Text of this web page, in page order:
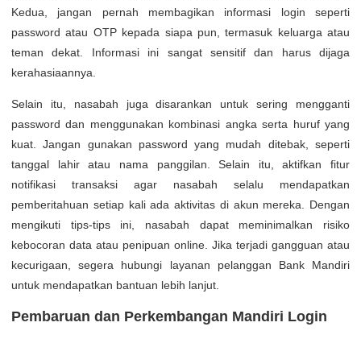
Kedua, jangan pernah membagikan informasi login seperti
password atau OTP kepada siapa pun, termasuk keluarga atau
teman dekat. Informasi ini sangat sensitif dan harus dijaga
kerahasiaannya.
Selain itu, nasabah juga disarankan untuk sering mengganti
password dan menggunakan kombinasi angka serta huruf yang
kuat. Jangan gunakan password yang mudah ditebak, seperti
tanggal lahir atau nama panggilan. Selain itu, aktifkan fitur
notifikasi transaksi agar nasabah selalu mendapatkan
pemberitahuan setiap kali ada aktivitas di akun mereka. Dengan
mengikuti tips-tips ini, nasabah dapat meminimalkan risiko
kebocoran data atau penipuan online. Jika terjadi gangguan atau
kecurigaan, segera hubungi layanan pelanggan Bank Mandiri
untuk mendapatkan bantuan lebih lanjut.
Pembaruan dan Perkembangan Mandiri Login